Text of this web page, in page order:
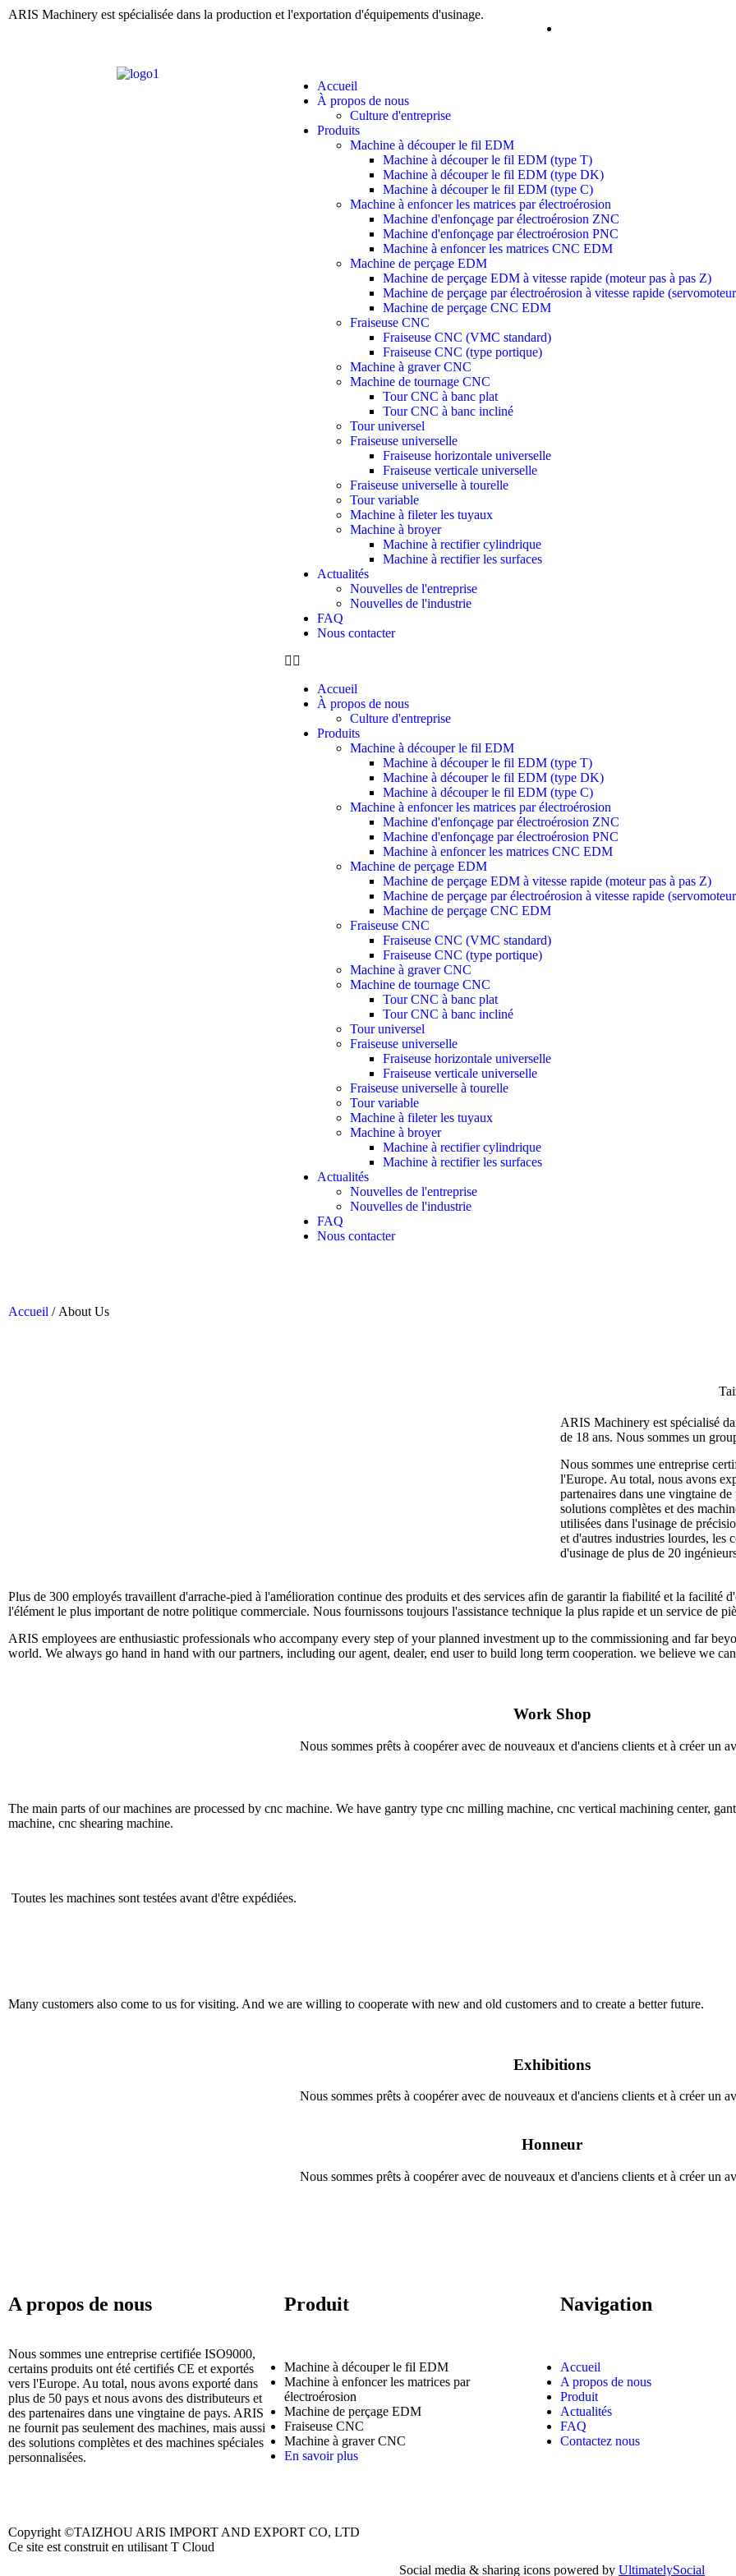
ARIS Machinery est spécialisée dans la production et l'exportation d'équipements d'usinage.
Accueil
À propos de nous
Culture d'entreprise
Produits
Machine à découper le fil EDM
Machine à découper le fil EDM (type T)
Machine à découper le fil EDM (type DK)
Machine à découper le fil EDM (type C)
Machine à enfoncer les matrices par électroérosion
Machine d'enfonçage par électroérosion ZNC
Machine d'enfonçage par électroérosion PNC
Machine à enfoncer les matrices CNC EDM
Machine de perçage EDM
Machine de perçage EDM à vitesse rapide (moteur pas à pas Z)
Machine de perçage par électroérosion à vitesse rapide
Machine de perçage CNC EDM
Fraiseuse CNC
Fraiseuse CNC (VMC standard)
Fraiseuse CNC (type portique)
Machine à graver CNC
Machine de tournage CNC
Tour CNC à banc plat
Tour CNC à banc incliné
Tour universel
Fraiseuse universelle
Fraiseuse horizontale universelle
Fraiseuse verticale universelle
Fraiseuse universelle à tourelle
Tour variable
Machine à fileter les tuyaux
Machine à broyer
Machine à rectifier cylindrique
Machine à rectifier les surfaces
Actualités
Nouvelles de l'entreprise
Nouvelles de l'industrie
FAQ
Nous contacter
Accueil
À propos de nous
Culture d'entreprise
Produits
Machine à découper le fil EDM
Machine à découper le fil EDM (type T)
Machine à découper le fil EDM (type DK)
Machine à découper le fil EDM (type C)
Machine à enfoncer les matrices par électroérosion
Machine d'enfonçage par électroérosion ZNC
Machine d'enfonçage par électroérosion PNC
Machine à enfoncer les matrices CNC EDM
Machine de perçage EDM
Machine de perçage EDM à vitesse rapide (moteur pas à pas Z)
Machine de perçage par électroérosion à vitesse rapide
Machine de perçage CNC EDM
Fraiseuse CNC
Fraiseuse CNC (VMC standard)
Fraiseuse CNC (type portique)
Machine à graver CNC
Machine de tournage CNC
Tour CNC à banc plat
Tour CNC à banc incliné
Tour universel
Fraiseuse universelle
Fraiseuse horizontale universelle
Fraiseuse verticale universelle
Fraiseuse universelle à tourelle
Tour variable
Machine à fileter les tuyaux
Machine à broyer
Machine à rectifier cylindrique
Machine à rectifier les surfaces
Actualités
Nouvelles de l'entreprise
Nouvelles de l'industrie
FAQ
Nous contacter
Accueil / About Us
ARIS Machinery est spécialisé
de 18 ans. Nous sommes un
Nous sommes une entreprise
l'Europe. Au total, nous avons
partenaires dans une vingtaine
solutions complètes et des
utilisées dans l'usinage de
et d'autres industries lourdes, les
d'usinage de plus de 20
Plus de 300 employés travaillent d'arrache-pied à l'amélioration continue des produits et des services afin de garantir la fiabilité et la facilité
l'élément le plus important de notre politique commerciale. Nous fournissons toujours l'assistance technique la plus rapide et un service de
ARIS employees are enthusiastic professionals who accompany every step of your planned investment up to the commissioning and far
world. We always go hand in hand with our partners, including our agent, dealer, end user to build long term cooperation. we believe we
Work Shop
Nous sommes prêts à coopérer avec de nouveaux et d'anciens clients et à créer un
​The main parts of our machines are processed by cnc machine. We have gantry type cnc milling machine, cnc vertical machining center,
machine, cnc shearing machine.
Toutes les machines sont testées avant d'être expédiées.
​Many customers also come to us for visiting. And we are willing to cooperate with new and old customers and to create a better future.
Exhibitions
Nous sommes prêts à coopérer avec de nouveaux et d'anciens clients et à créer un
Honneur
Nous sommes prêts à coopérer avec de nouveaux et d'anciens clients et à créer un
A propos de nous
Nous sommes une entreprise certifiée ISO9000,
certains produits ont été certifiés CE et exportés
vers l'Europe. Au total, nous avons exporté dans
plus de 50 pays et nous avons des distributeurs et
des partenaires dans une vingtaine de pays. ARIS
ne fournit pas seulement des machines, mais aussi
des solutions complètes et des machines spéciales
personnalisées.
Produit
Machine à découper le fil EDM
Machine à enfoncer les matrices par
électroérosion
Machine de perçage EDM
Fraiseuse CNC
Machine à graver CNC
En savoir plus
Navigation
Accueil
A propos de nous
Produit
Actualités
FAQ
Contactez nous
Copyright ©TAIZHOU ARIS IMPORT AND EXPORT CO, LTD
Ce site est construit en utilisant T Cloud
Social media & sharing icons powered by UltimatelySocial